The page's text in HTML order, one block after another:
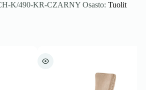
K/490-KR-CZARNY Osasto: Tuolit